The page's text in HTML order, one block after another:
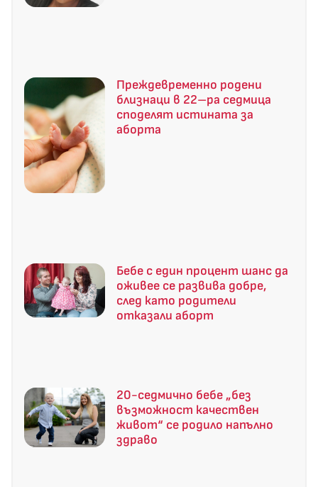
Преждевременно родени
близнаци в 22–ра седмица
споделят истината за
аборта
Бебе с един процент шанс да
оживее се развива добре,
след като родители
отказали аборт
20-седмично бебе „без
възможност качествен
живот“ се родило напълно
здраво